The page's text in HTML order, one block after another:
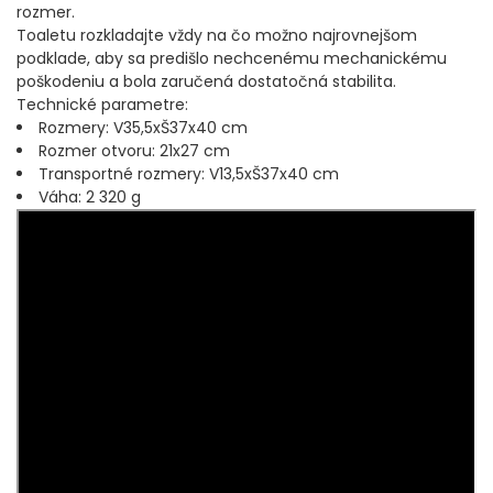
rozmer.
Toaletu rozkladajte vždy na čo možno najrovnejšom
podklade, aby sa predišlo nechcenému mechanickému
poškodeniu a bola zaručená dostatočná stabilita.
Technické parametre:
Rozmery: V35,5xŠ37x40 cm
Rozmer otvoru: 21x27 cm
Transportné rozmery: V13,5xŠ37x40 cm
Váha: 2 320 g
IHLY, VRTÁČIKY, DOŤAHOVAČE UZLOV
ZARÁŽKY, STOPPER
KRMÍTKA, OLOVÁ, ZÁŤAŽE
NOŽNICE A KLIEŠTE